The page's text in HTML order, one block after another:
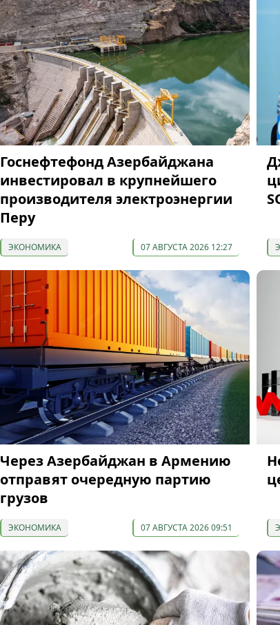
Госнефтефонд Азербайджана
инвестировал в крупнейшего
производителя электроэнергии
Перу
ЭКОНОМИКА 07 АВГУСТА 2026 12:27
Через Азербайджан в Армению
отправят очередную партию
грузов
ЭКОНОМИКА 07 АВГУСТА 2026 09:51